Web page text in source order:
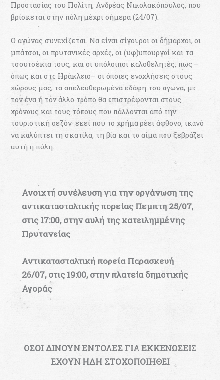
Προστασίας του Πολίτη, Ανδρέας Νικολακόπουλος, που
βρίσκεται στην πόλη μέχρι σήμερα (24/07).
Ο αγώνας συνεχίζεται. Να είναι σίγουροι οι δήμαρχοι, οι
μπάτσοι, οι πρυτανικές αρχές, οι (υφ)υπουργοί και τα
τσουτσέκια τους, και οι υπόλοιποι καλοθελητές, πως –
όπως και στο Ηράκλειο– οι όποιες ενοχλήσεις στους
χώρους μας, τα απελευθερωμένα εδάφη του αγώνα, με
τον ένα ή τον άλλο τρόπο θα επιστρέφονται στους
χρόνους και τους τόπους που πάλλονται από την
τουριστική σεζόν· εκεί που το χρήμα ρέει άφθονο, ικανό
να καλύπτει τη σκατίλα, τη βία και το αίμα που ξεβράζει
αυτή η πόλη.
Ανοιχτή συνέλευση για την οργάνωση της
αντικατασταλτικής πορείας Πεμπτη 25/07,
στις 17:00, στην αυλή της κατειλημμένης
Πρυτανείας
Αντικατασταλτική πορεία Παρασκευή
26/07, στις 19:00, στην πλατεία δημοτικής
Αγοράς
ΟΣΟΙ ΔΙΝΟΥΝ ΕΝΤΟΛΕΣ ΓΙΑ ΕΚΚΕΝΩΣΕΙΣ
ΕΧΟΥΝ ΗΔΗ ΣΤΟΧΟΠΟΙΗΘΕΙ